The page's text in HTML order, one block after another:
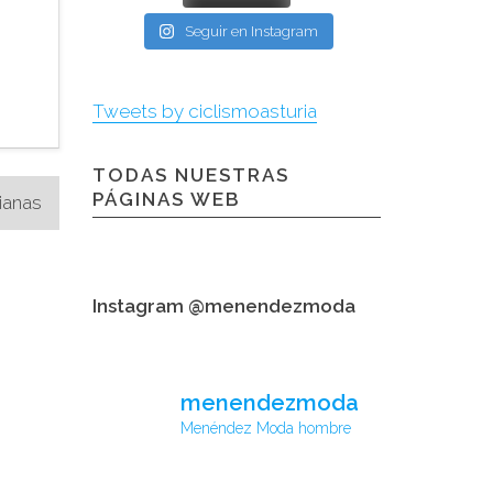
Seguir en Instagram
Tweets by ciclismoasturia
TODAS NUESTRAS
PÁGINAS WEB
Instagram @menendezmoda
menendezmoda
Menéndez Moda hombre